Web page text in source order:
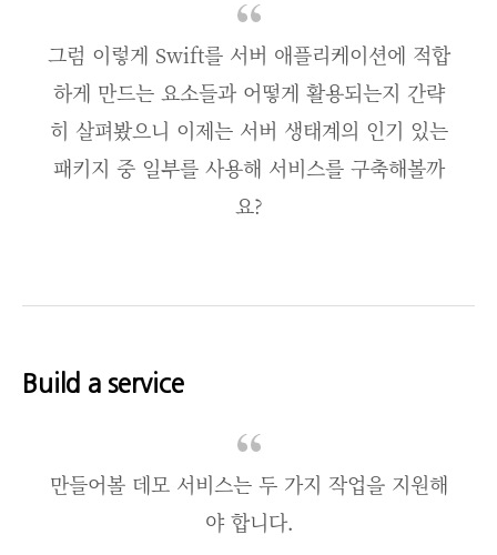
그럼 이렇게 Swift를 서버 애플리케이션에 적합
하게 만드는 요소들과 어떻게 활용되는지 간략
히 살펴봤으니 이제는 서버 생태계의 인기 있는
패키지 중 일부를 사용해 서비스를 구축해볼까
요?
Build a service
만들어볼 데모 서비스는 두 가지 작업을 지원해
야 합니다.